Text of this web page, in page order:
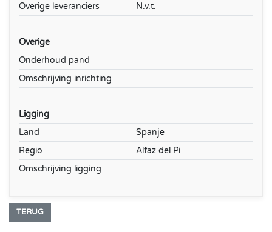
Overige leveranciers
N.v.t.
Overige
Onderhoud pand
Omschrijving inrichting
Ligging
Land
Spanje
Regio
Alfaz del Pi
Omschrijving ligging
TERUG